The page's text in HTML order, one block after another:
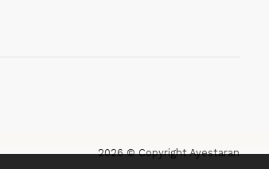
2026 © Copyright Ayestaran